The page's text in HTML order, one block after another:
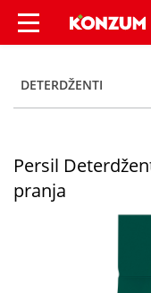
Persil
DETERDŽENTI
Persil
pranja